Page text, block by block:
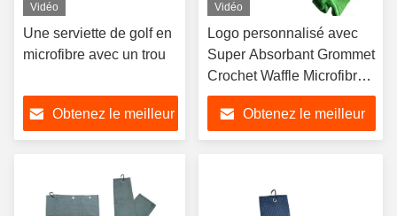
Vidéo
Une serviette de golf en
microfibre avec un trou
Obtenez le meilleur
Vidéo
Logo personnalisé avec
Super Absorbant Grommet
Crochet Waffle Microfibre
serviette de golf
Obtenez le meilleur